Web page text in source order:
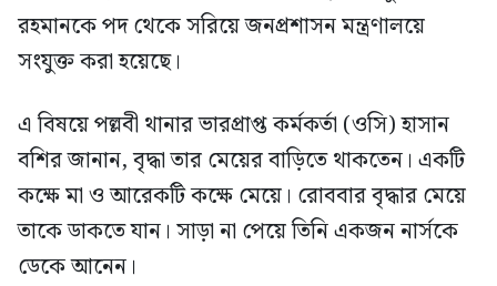
রহমানকে পদ থেকে সরিয়ে জনপ্রশাসন মন্ত্রণালয়ে
সংযুক্ত করা হয়েছে।
এ বিষয়ে পল্লবী থানার ভারপ্রাপ্ত কর্মকর্তা (ওসি) হাসান
বশির জানান, বৃদ্ধা তার মেয়ের বাড়িতে থাকতেন। একটি
কক্ষে মা ও আরেকটি কক্ষে মেয়ে। রোববার বৃদ্ধার মেয়ে
তাকে ডাকতে যান। সাড়া না পেয়ে তিনি একজন নার্সকে
ডেকে আনেন।